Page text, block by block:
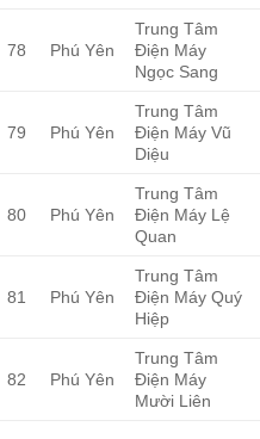
78 Phú Yên
Trung Tâm
Điện Máy
Ngọc Sang
79 Phú Yên
Trung Tâm
Điện Máy Vũ
Diệu
80 Phú Yên
Trung Tâm
Điện Máy Lệ
Quan
81 Phú Yên
Trung Tâm
Điện Máy Quý
Hiệp
82 Phú Yên
Trung Tâm
Điện Máy
Mười Liên